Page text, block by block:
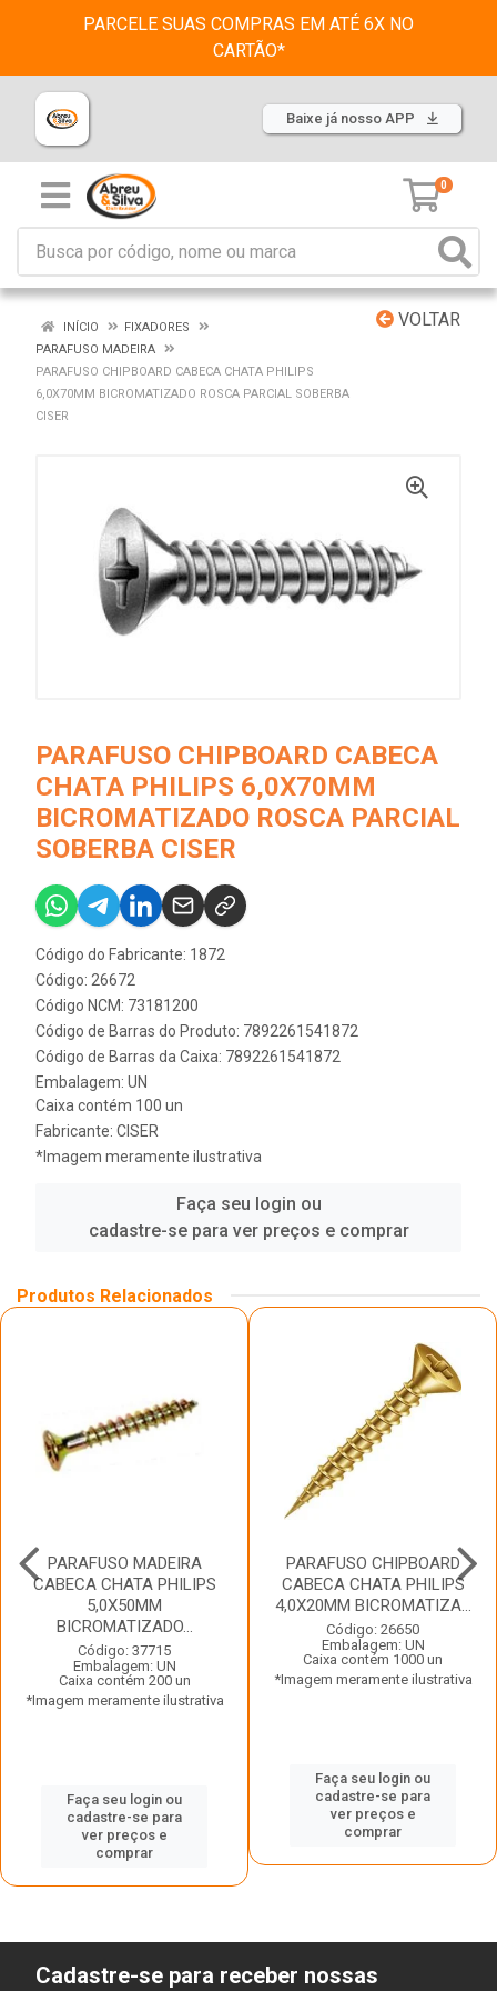
PARCELE SUAS COMPRAS EM ATÉ 6X NO
CARTÃO*
Baixe já nosso APP
0
VOLTAR
INÍCIO
FIXADORES
PARAFUSO MADEIRA
PARAFUSO CHIPBOARD CABECA CHATA PHILIPS
6,0X70MM BICROMATIZADO ROSCA PARCIAL SOBERBA
CISER
PARAFUSO CHIPBOARD CABECA
CHATA PHILIPS 6,0X70MM
BICROMATIZADO ROSCA PARCIAL
SOBERBA CISER
Código do Fabricante: 1872
Código: 26672
Código NCM: 73181200
Código de Barras do Produto: 7892261541872
Código de Barras da Caixa: 7892261541872
Embalagem: UN
Caixa contém 100 un
Fabricante: CISER
*Imagem meramente ilustrativa
Faça seu login ou
cadastre-se para ver preços e comprar
Produtos Relacionados
PARAFUSO MADEIRA
CABECA CHATA PHILIPS
5,0X50MM
BICROMATIZADO...
Código: 37715
Embalagem: UN
Caixa contém 200 un
*Imagem meramente ilustrativa
Faça seu login ou
cadastre-se para
ver preços e
comprar
PARAFUSO CHIPBOARD
CABECA CHATA PHILIPS
4,0X20MM BICROMATIZA...
Código: 26650
Embalagem: UN
Caixa contém 1000 un
*Imagem meramente ilustrativa
Faça seu login ou
cadastre-se para
ver preços e
comprar
Cadastre-se para receber nossas